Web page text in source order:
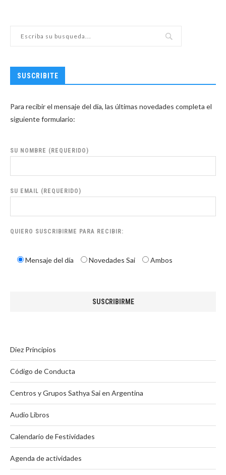
SUSCRIBITE
Para recibir el mensaje del día, las últimas novedades completa el
siguiente formulario:
SU NOMBRE (REQUERIDO)
SU EMAIL (REQUERIDO)
QUIERO SUSCRIBIRME PARA RECIBIR:
Mensaje del día Novedades Sai Ambos
Diez Principios
Código de Conducta
Centros y Grupos Sathya Sai en Argentina
Audio Libros
Calendario de Festividades
Agenda de actividades